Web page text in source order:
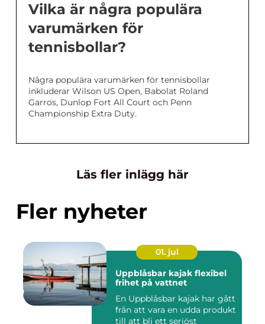
Vilka är några populära
varumärken för
tennisbollar?
Några populära varumärken för tennisbollar
inkluderar Wilson US Open, Babolat Roland
Garros, Dunlop Fort All Court och Penn
Championship Extra Duty.
Läs fler inlägg här
Fler nyheter
01. jul
Uppblåsbar kajak flexibel
frihet på vattnet
En Uppblåsbar kajak har gått
från att vara en udda produkt
till att bli ett seriöst